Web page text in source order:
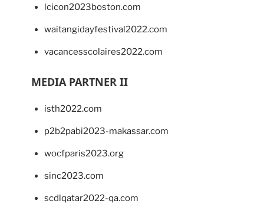
lcicon2023boston.com
waitangidayfestival2022.com
vacancesscolaires2022.com
MEDIA PARTNER II
isth2022.com
p2b2pabi2023-makassar.com
wocfparis2023.org
sinc2023.com
scdlqatar2022-qa.com